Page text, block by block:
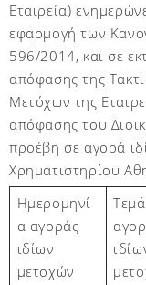
Εταιρεία)
εφαρμογή των
596/2014, και σε
απόφασης της
Μετόχων της
απόφασης του
προέβη σε αγορά
Χρηματιστηρίου
Ημερομηνί
α αγοράς
ιδίων
μετοχών